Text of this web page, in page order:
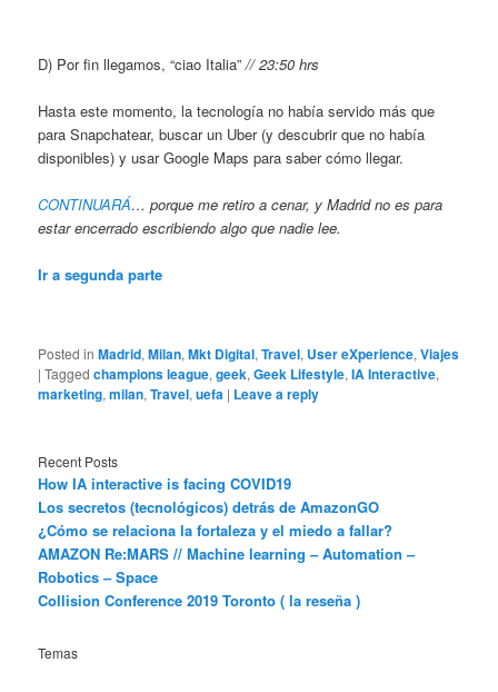
D) Por fin llegamos, “ciao Italia” // 23:50 hrs
Hasta este momento, la tecnología no había servido más que
para Snapchatear, buscar un Uber (y descubrir que no había
disponibles) y usar Google Maps para saber cómo llegar.
CONTINUARÁ… porque me retiro a cenar, y Madrid no es para
estar encerrado escribiendo algo que nadie lee.
Ir a segunda parte
Posted in Madrid,Milan,Mkt Digital,Travel, User eXperience,Viajes
|Tagged champions league,geek,Geek Lifestyle,IA Interactive,
marketing,milan,Travel,uefa | Leave a reply
Recent Posts
How IA interactive is facing COVID19
Los secretos (tecnológicos) detrás de AmazonGO
¿Cómo se relaciona la fortaleza y el miedo a fallar?
AMAZON Re:MARS // Machine learning – Automation –
Robotics – Space
Collision Conference 2019 Toronto ( la reseña )
Temas